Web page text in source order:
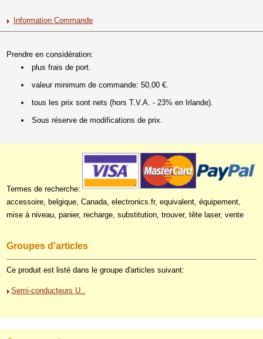
Information Commande
Prendre en considération:
plus frais de port.
valeur minimum de commande: 50,00 €.
tous les prix sont nets (hors T.V.A. - 23% en Irlande).
Sous réserve de modifications de prix.
Termes de recherche:
accessoire, belgique, Canada, electronics.fr, equivalent, équipement,
mise à niveau, panier, recharge, substitution, trouver, tête laser, vente
Groupes d'articles
Ce produit est listé dans le groupe d'articles suivant:
Semi-conducteurs U..